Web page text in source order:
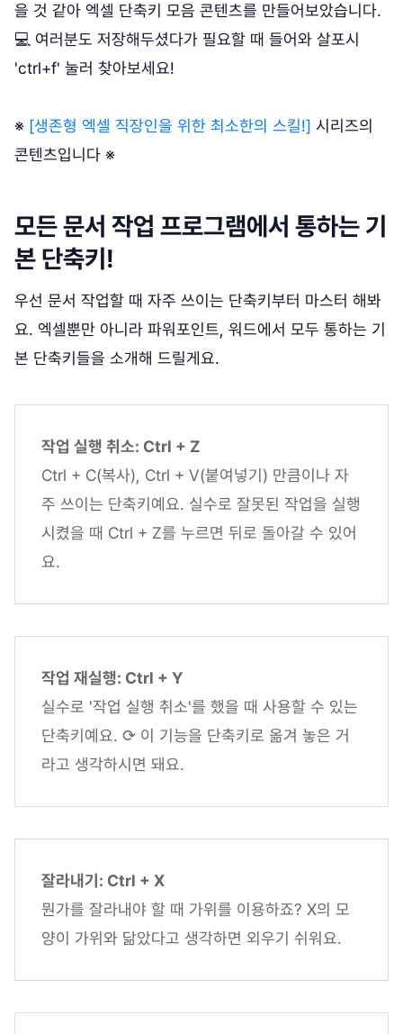
을 것 같아 엑셀 단축키 모음 콘텐츠를 만들어보았습니다.
💻 여러분도 저장해두셨다가 필요할 때 들어와 살포시
'ctrl+f' 눌러 찾아보세요!
※ [생존형 엑셀 직장인을 위한 최소한의 스킬!] 시리즈의
콘텐츠입니다 ※
모든 문서 작업 프로그램에서 통하는 기
본 단축키!
우선 문서 작업할 때 자주 쓰이는 단축키부터 마스터 해봐
요. 엑셀뿐만 아니라 파워포인트, 워드에서 모두 통하는 기
본 단축키들을 소개해 드릴게요.
작업 실행 취소: Ctrl + Z
Ctrl + C(복사), Ctrl + V(붙여넣기) 만큼이나 자
주 쓰이는 단축키예요. 실수로 잘못된 작업을 실행
시켰을 때 Ctrl + Z를 누르면 뒤로 돌아갈 수 있어
요.
작업 재실행: Ctrl + Y
실수로 '작업 실행 취소'를 했을 때 사용할 수 있는
단축키예요. ⟳ 이 기능을 단축키로 옮겨 놓은 거
라고 생각하시면 돼요.
잘라내기: Ctrl + X
뭔가를 잘라내야 할 때 가위를 이용하죠? X의 모
양이 가위와 닮았다고 생각하면 외우기 쉬워요.